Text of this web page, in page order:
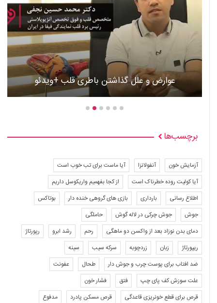
عوارض و علل گذاشتن باطری قلب +ویدئو
برچسب‌ها
آزمایش خون آنفولانزا
آیا ماست برای تب خوب است
آیا کولیت روده خطرناک است
از کجا بفهمیم واریکوسل داریم
اطلاع رسانی
بارداری بازی های گروهی خنده دار
بوتاکس
جوش
جوش چرکی در لاله گوش
حاملگی
دمای بدن نوزاد بعد از واکسن دو ماهگی
رحم رشد ابرو
رپورتاژ
ریپورتاژ
زبان زردچوبه سرکه سیب
سینه
ضد افتاب برای پوست چرب و جوش دار
طحال
عفونت
علت سوزش کف پای چپ
فتق
فشار خون
قرص برای قطع خونریزی قاعدگی
قرص مسکن پادرد
مدفوع